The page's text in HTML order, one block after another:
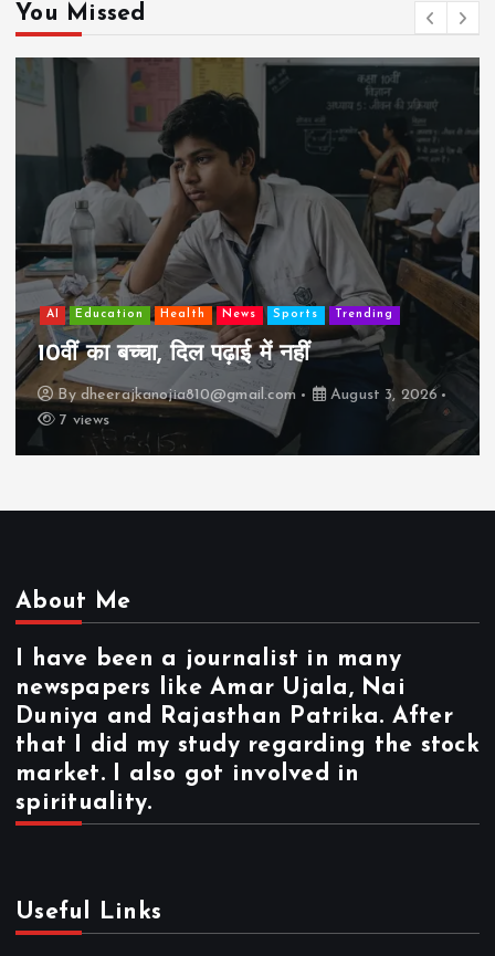
You Missed
Education Health News Sports Trending
का बच्चा, दिल पढ़ाई में नहीं
dheerajkanojia810@gmail.com
August 3, 2026
AI
कैसे
About Me
I have been a journalist in many
newspapers like Amar Ujala, Nai
Duniya and Rajasthan Patrika. After
that I did my study regarding the stock
market. I also got involved in
spirituality.
Useful Links